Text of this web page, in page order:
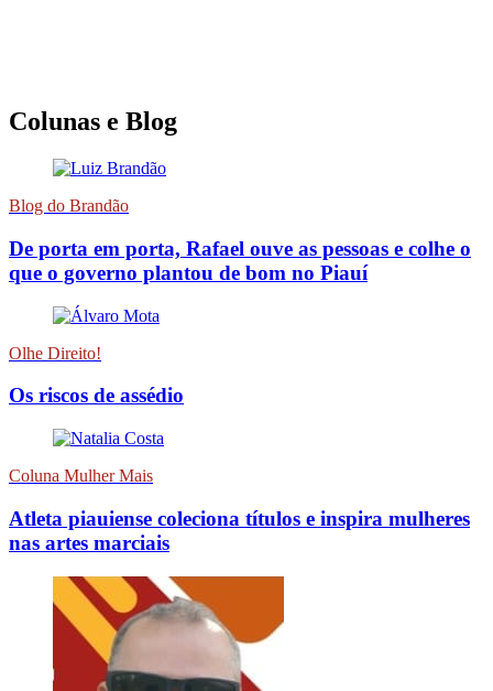
Colunas e Blog
Blog do Brandão
De porta em porta, Rafael ouve as pessoas e colhe o
que o governo plantou de bom no Piauí
Olhe Direito!
Os riscos de assédio
Coluna Mulher Mais
Atleta piauiense coleciona títulos e inspira mulheres
nas artes marciais